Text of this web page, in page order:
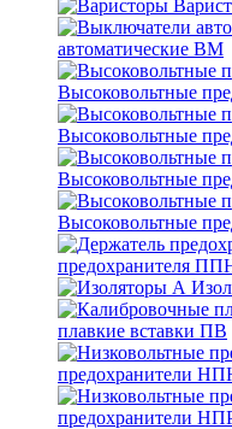
автоматические ВМ
Высоковольтные
Высоковольтные
Высоковольтные
Высоковольтные
предохранителя
плавкие вставки ПВ
предохранители
предохранители